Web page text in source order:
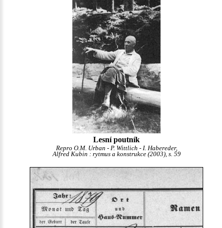
Lesní poutník
Repro O.M. Urban - P. Wittlich - I. Habereder,
Alfred Kubin : rytmus a konstrukce (2003), s. 59